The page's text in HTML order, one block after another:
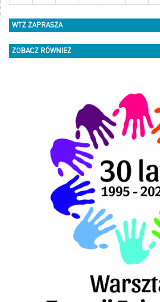
WTZ ZAPRASZA
ZOBACZ RÓWNIEŻ